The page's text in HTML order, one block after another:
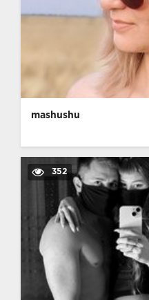
mashushu
352